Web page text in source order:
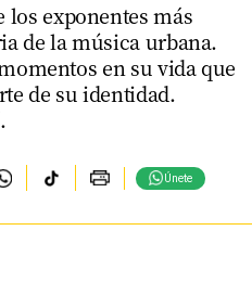
los exponentes más
de la música urbana.
en su vida que
de su identidad.
Únete